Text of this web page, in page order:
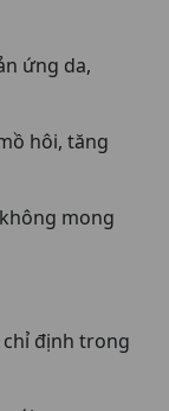
ứng da,
hôi, tăng
mong
định trong